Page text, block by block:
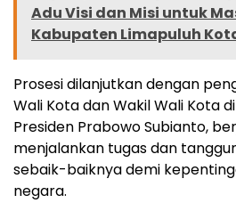
Adu Visi dan Misi untuk
Kabupaten Limapuluh
Prosesi dilanjutkan dengan
Wali Kota dan Wakil Wali Kota
Presiden Prabowo Subianto,
menjalankan tugas dan
sebaik-baiknya demi
negara.